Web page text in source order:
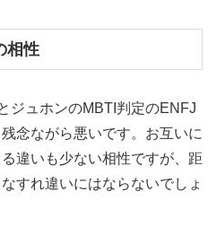
相性
ジュホンのMBTI判定のENFJ
ながら悪いです。お互いに
違いも少ない相性ですが、距
すれ違いにはならないでしょ